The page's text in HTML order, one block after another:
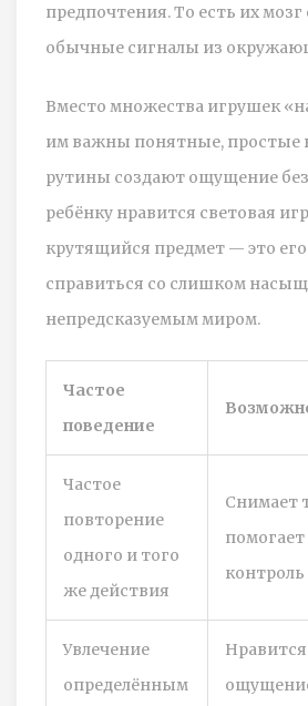
предпочтения. То есть их
обычные сигналы из
Вместо множества игрушек
им важны понятные, простые
рутины создают ощущение
ребёнку нравится световая
крутящийся предмет — это
справиться со слишком
непредсказуемым миром.
Частое
поведение
Частое
повторение
одного и того
же действия
Снимает
помогает
контроль
Увлечение
определённым